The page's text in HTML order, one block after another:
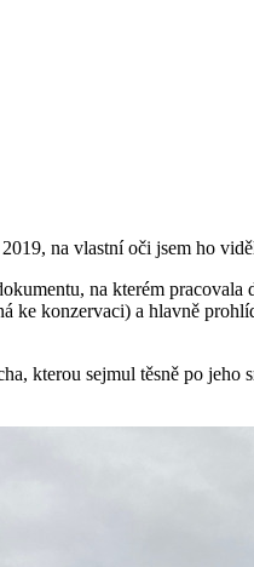
na vlastní oči jsem ho
na kterém
konzervaci) a hlavně
kterou sejmul těsně po